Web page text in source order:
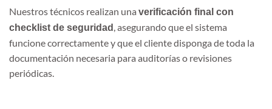
Nuestros técnicos realizan una verificación final con
checklist de seguridad , asegurando que el sistema
funcione correctamente y que el cliente disponga de toda la
documentación necesaria para auditorías o revisiones
periódicas.